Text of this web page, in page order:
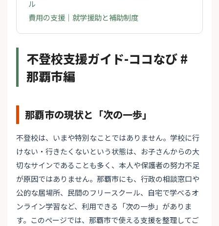
ル
費用の支援｜就学援助と補助制度
不登校支援ガイド-ココなび #
那覇市編
那覇市の現状と「次の一歩」
不登校は、いまや特別なことではありません。学校に行
けない・行きたくないという状態は、お子さんからの大
切なサインであることも多く、本人や保護者の努力不足
が原因ではありません。那覇市にも、行政の相談窓口や
公的な居場所、民間のフリースクール、自宅で学べるオ
ンライン学習など、利用できる「次の一歩」がありま
す。このページでは、那覇市で使える支援を整理してご